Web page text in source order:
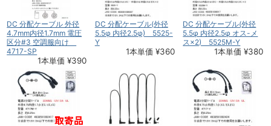
DC 分配ケーブル 外径
4.7mm内径1.7mm 電圧
区分#3 空調服向け
4717-SP
1本単価 ¥390
DC 分配ケーブル(外径
5.5φ 内径2.5φ) 5525-
Y
1本単価 ¥360
DC 分配ケーブル(外径
5.5φ 内径2.5φ オス-メ
ス×2) 5525M-Y
1本単価 ¥380